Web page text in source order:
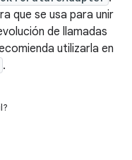
que se usa para unir
de llamadas
utilizarla en
.